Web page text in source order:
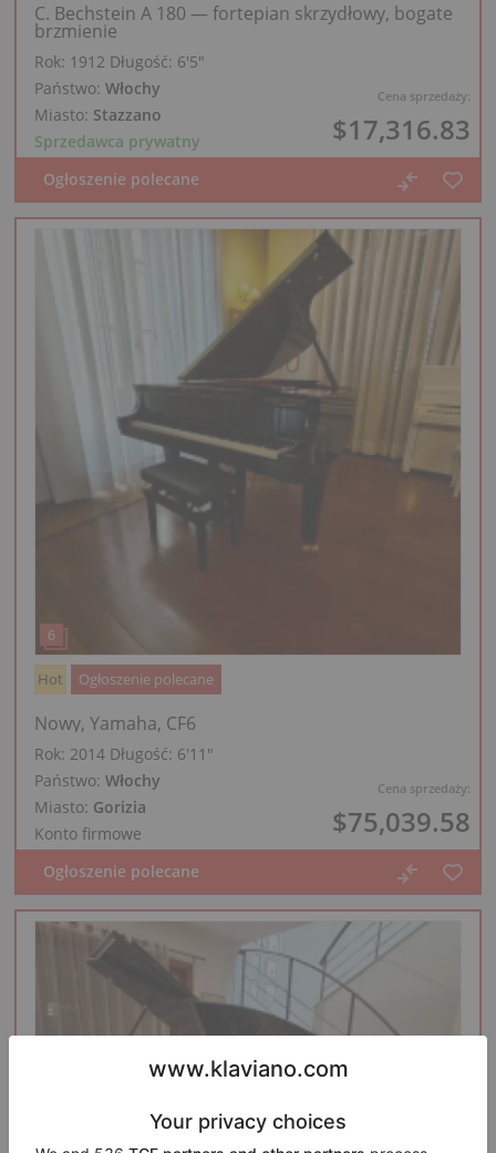
Cena sprzedaży:
$17,316.83
C. Bechstein A 180 — fortepian skrzydłowy, bogate
brzmienie
Rok: 1912 Długość: 6′5″
Państwo: Włochy
Miasto: Stazzano
Sprzedawca prywatny
Cena sprzedaży:
$75,039.58
Hot Ogłoszenie polecane
Nowy, Yamaha, CF6
Rok: 2014 Długość: 6′11″
Państwo: Włochy
Miasto: Gorizia
Konto firmowe